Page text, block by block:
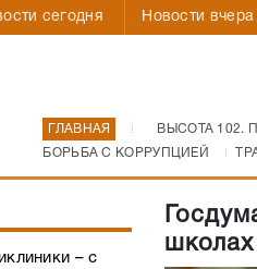
сегодня Новости вчера
ГЛАВНАЯ ВЫСОТА 102.
БОРЬБА С КОРРУПЦИЕЙ
– с